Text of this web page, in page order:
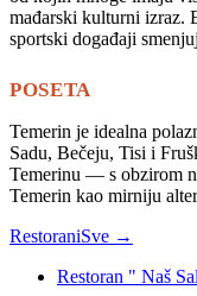
mađarski kulturni izraz.
sportski događaji
POSETA
Temerin je idealna
Sadu, Bečeju, Tisi i
Temerinu — s obzirom
Temerin kao mirniju
RestoraniSve →
Restoran " Naš